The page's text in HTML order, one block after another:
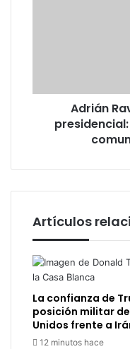
para
Adrián
Artículos
La confianza de
posición militar
Unidos frente a
12 minutos hace